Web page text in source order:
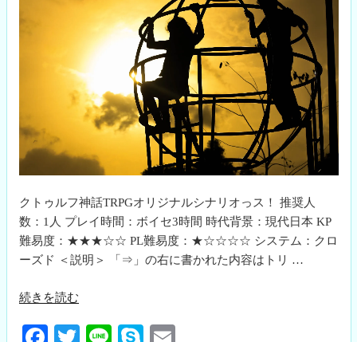
クトゥルフ神話TRPGオリジナルシナリオっス！ 推奨人
数：1人 プレイ時間：ボイセ3時間 時代背景：現代日本 KP
難易度：★★★☆☆ PL難易度：★☆☆☆☆ システム：クロ
ーズド ＜説明＞ 「⇒」の右に書かれた内容はトリ …
“ク
ノ
続きを読む